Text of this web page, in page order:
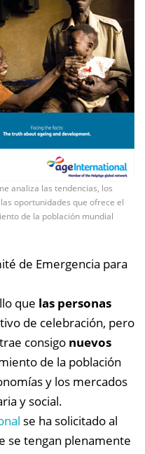
analiza las tendencias, los
oportunidades que ofrece el
de la población mundial
de Emergencia para
que las personas
de celebración, pero
consigo nuevos
de la población
y los mercados
y social.
se ha solicitado al
se tengan plenamente